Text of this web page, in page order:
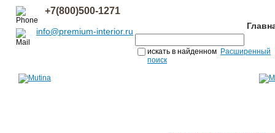
+7(800)500-1271
info@premium-interior.ru
искать в найденном Расширенный
поиск